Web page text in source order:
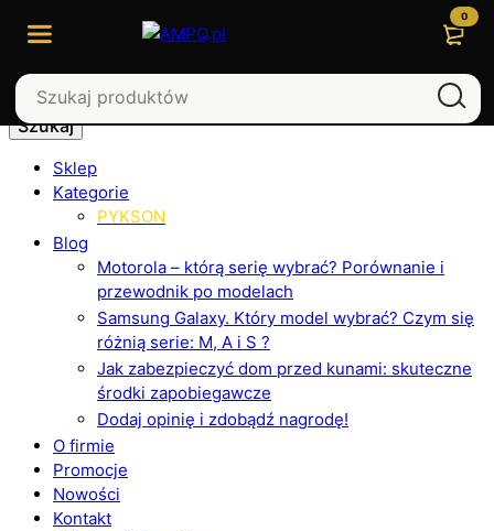
Szukaj
Sklep
Kategorie
PYKSON
Blog
Motorola – którą serię wybrać? Porównanie i
przewodnik po modelach
Samsung Galaxy. Który model wybrać? Czym się
różnią serie: M, A i S ?
Jak zabezpieczyć dom przed kunami: skuteczne
środki zapobiegawcze
Dodaj opinię i zdobądź nagrodę!
O firmie
Promocje
Nowości
Kontakt
0